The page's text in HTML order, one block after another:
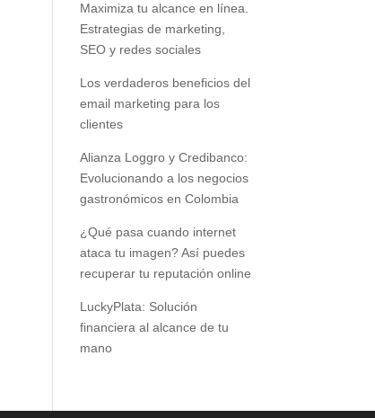
Maximiza tu alcance en línea.
Estrategias de marketing,
SEO y redes sociales
Los verdaderos beneficios del
email marketing para los
clientes
Alianza Loggro y Credibanco:
Evolucionando a los negocios
gastronómicos en Colombia
¿Qué pasa cuando internet
ataca tu imagen? Así puedes
recuperar tu reputación online
LuckyPlata: Solución
financiera al alcance de tu
mano